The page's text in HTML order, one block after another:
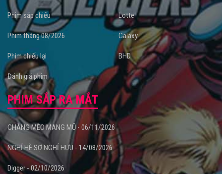
Phim sắp chiếu
Phim tháng 08/2026
Phim chiếu lại
Đánh giá phim
Lotte
Galaxy
BHD
PHIM SẮP RA MẮT
CHÀNG MÈO MANG MŨ - 06/11/2026
NGHỈ HÈ SỢ NGHỈ HƯU - 14/08/2026
Digger - 02/10/2026